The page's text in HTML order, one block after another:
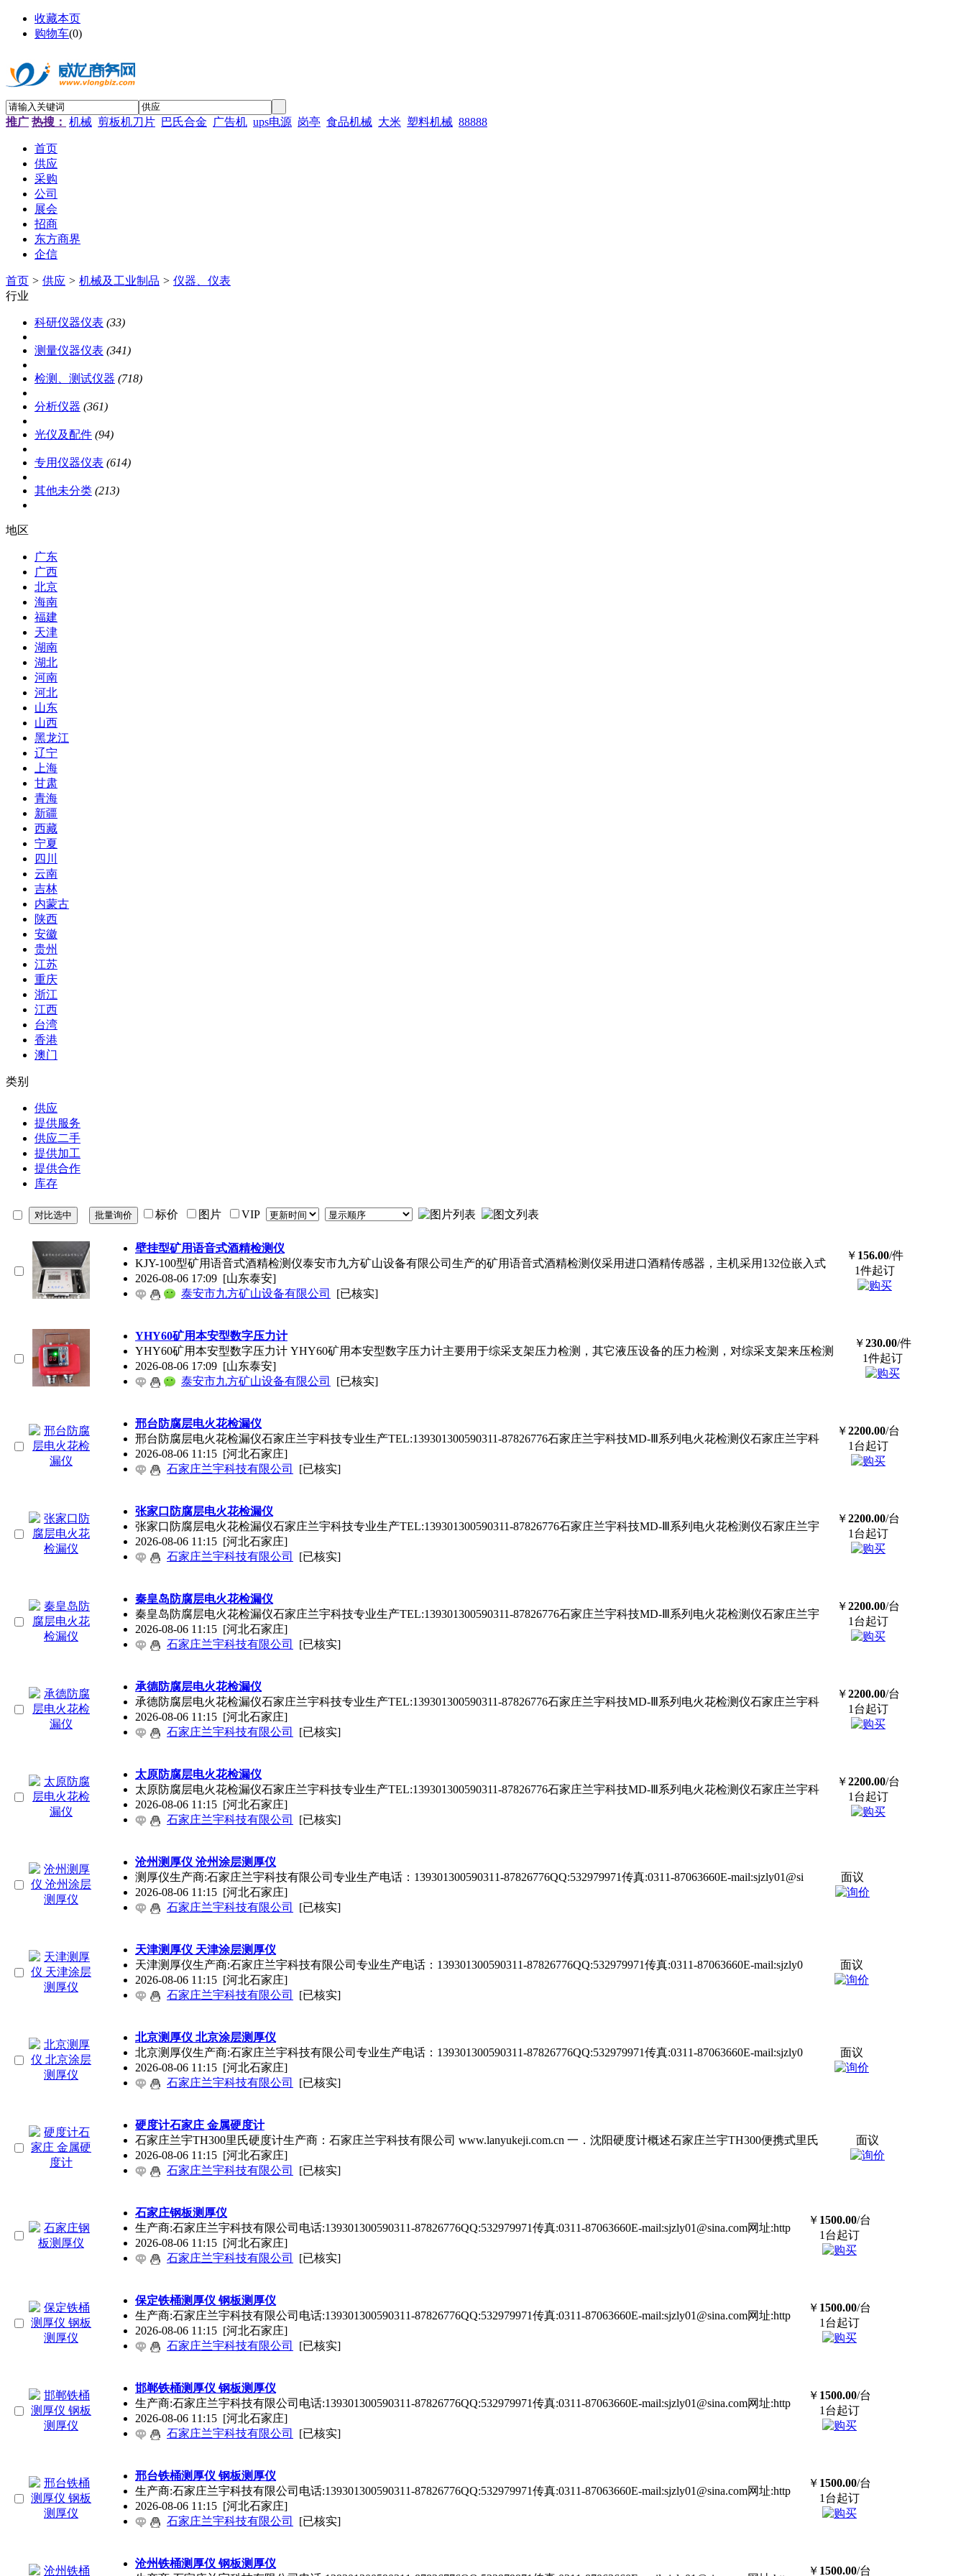
收藏本页
购物车(0)
推广 热搜： 机械 剪板机刀片 巴氏合金 广告机 ups电源 岗亭 食品机械 大米 塑料机械 88888
首页
供应
采购
公司
展会
招商
东方商界
企信
首页 > 供应 > 机械及工业制品 > 仪器、仪表
行业
科研仪器仪表 (33)
测量仪器仪表 (341)
检测、测试仪器 (718)
分析仪器 (361)
光仪及配件 (94)
专用仪器仪表 (614)
其他未分类 (213)
地区
广东
广西
北京
海南
福建
天津
湖南
湖北
河南
河北
山东
山西
黑龙江
辽宁
上海
甘肃
青海
新疆
西藏
宁夏
四川
云南
吉林
内蒙古
陕西
安徽
贵州
江苏
重庆
浙江
江西
台湾
香港
澳门
类别
供应
提供服务
供应二手
提供加工
提供合作
库存
标价 图片 VIP
壁挂型矿用语音式酒精检测仪
KJY-100型矿用语音式酒精检测仪泰安市九方矿山设备有限公司生产的矿用语音式酒精检测仪采用进口酒精传感器，主机采用132位嵌入式
2026-08-06 17:09 [山东泰安]
泰安市九方矿山设备有限公司
[已核实]
￥ 156.00/件
1件起订
YHY60矿用本安型数字压力计
YHY60矿用本安型数字压力计 YHY60矿用本安型数字压力计主要用于综采支架压力检测，其它液压设备的压力检测，对综采支架来压检测
2026-08-06 17:09 [山东泰安]
泰安市九方矿山设备有限公司
[已核实]
￥230.00/件
1件起订
邢台防腐层电火花检漏仪
邢台防腐层电火花检漏仪石家庄兰宇科技专业生产TEL:139301300590311-87826776石家庄兰宇科技MD-Ⅲ系列电火花检测仪石家庄兰宇科
2026-08-06 11:15 [河北石家庄]
石家庄兰宇科技有限公司
[已核实]
￥2200.00/台
1台起订
张家口防腐层电火花检漏仪
张家口防腐层电火花检漏仪石家庄兰宇科技专业生产TEL:139301300590311-87826776石家庄兰宇科技MD-Ⅲ系列电火花检测仪石家庄兰宇
2026-08-06 11:15 [河北石家庄]
石家庄兰宇科技有限公司
[已核实]
￥2200.00/台
1台起订
秦皇岛防腐层电火花检漏仪
秦皇岛防腐层电火花检漏仪石家庄兰宇科技专业生产TEL:139301300590311-87826776石家庄兰宇科技MD-Ⅲ系列电火花检测仪石家庄兰宇
2026-08-06 11:15 [河北石家庄]
石家庄兰宇科技有限公司
[已核实]
￥2200.00/台
1台起订
承德防腐层电火花检漏仪
承德防腐层电火花检漏仪石家庄兰宇科技专业生产TEL:139301300590311-87826776石家庄兰宇科技MD-Ⅲ系列电火花检测仪石家庄兰宇科
2026-08-06 11:15 [河北石家庄]
石家庄兰宇科技有限公司
[已核实]
￥2200.00/台
1台起订
太原防腐层电火花检漏仪
太原防腐层电火花检漏仪石家庄兰宇科技专业生产TEL:139301300590311-87826776石家庄兰宇科技MD-Ⅲ系列电火花检测仪石家庄兰宇科
2026-08-06 11:15 [河北石家庄]
石家庄兰宇科技有限公司
[已核实]
￥2200.00/台
1台起订
沧州测厚仪 沧州涂层测厚仪
测厚仪生产商:石家庄兰宇科技有限公司专业生产电话：139301300590311-87826776QQ:532979971传真:0311-87063660E-mail:sjzly01@si
2026-08-06 11:15 [河北石家庄]
石家庄兰宇科技有限公司
[已核实]
面议
天津测厚仪 天津涂层测厚仪
天津测厚仪生产商:石家庄兰宇科技有限公司专业生产电话：139301300590311-87826776QQ:532979971传真:0311-87063660E-mail:sjzly0
2026-08-06 11:15 [河北石家庄]
石家庄兰宇科技有限公司
[已核实]
面议
北京测厚仪 北京涂层测厚仪
北京测厚仪生产商:石家庄兰宇科技有限公司专业生产电话：139301300590311-87826776QQ:532979971传真:0311-87063660E-mail:sjzly0
2026-08-06 11:15 [河北石家庄]
石家庄兰宇科技有限公司
[已核实]
面议
硬度计石家庄 金属硬度计
石家庄兰宇TH300里氏硬度计生产商：石家庄兰宇科技有限公司 www.lanyukeji.com.cn 一．沈阳硬度计概述石家庄兰宇TH300便携式里氏
2026-08-06 11:15 [河北石家庄]
石家庄兰宇科技有限公司
[已核实]
面议
石家庄钢板测厚仪
生产商:石家庄兰宇科技有限公司电话:139301300590311-87826776QQ:532979971传真:0311-87063660E-mail:sjzly01@sina.com网址:http
2026-08-06 11:15 [河北石家庄]
石家庄兰宇科技有限公司
[已核实]
￥ 1500.00/台
1台起订
保定铁桶测厚仪 钢板测厚仪
生产商:石家庄兰宇科技有限公司电话:139301300590311-87826776QQ:532979971传真:0311-87063660E-mail:sjzly01@sina.com网址:http
2026-08-06 11:15 [河北石家庄]
石家庄兰宇科技有限公司
[已核实]
￥ 1500.00/台
1台起订
邯郸铁桶测厚仪 钢板测厚仪
生产商:石家庄兰宇科技有限公司电话:139301300590311-87826776QQ:532979971传真:0311-87063660E-mail:sjzly01@sina.com网址:http
2026-08-06 11:15 [河北石家庄]
石家庄兰宇科技有限公司
[已核实]
￥ 1500.00/台
1台起订
邢台铁桶测厚仪 钢板测厚仪
生产商:石家庄兰宇科技有限公司电话:139301300590311-87826776QQ:532979971传真:0311-87063660E-mail:sjzly01@sina.com网址:http
2026-08-06 11:15 [河北石家庄]
石家庄兰宇科技有限公司
[已核实]
￥ 1500.00/台
1台起订
沧州铁桶测厚仪 钢板测厚仪
￥ 1500.00/台